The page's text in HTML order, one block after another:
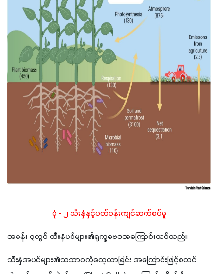
ပုံ - ၂ သီးနှံနှင့်ပတ်ဝန်းကျင်ဆက်စပ်မှု
အခန်း ၃တွင် သီးနှံပင်များ၏ရုက္ခဗေဒအကြောင်းသင်သည်။
သီးနှံအပင်များ၏သဘာဝကိုလေ့လာခြင်း အကြောင်းဖြင့်စတင်